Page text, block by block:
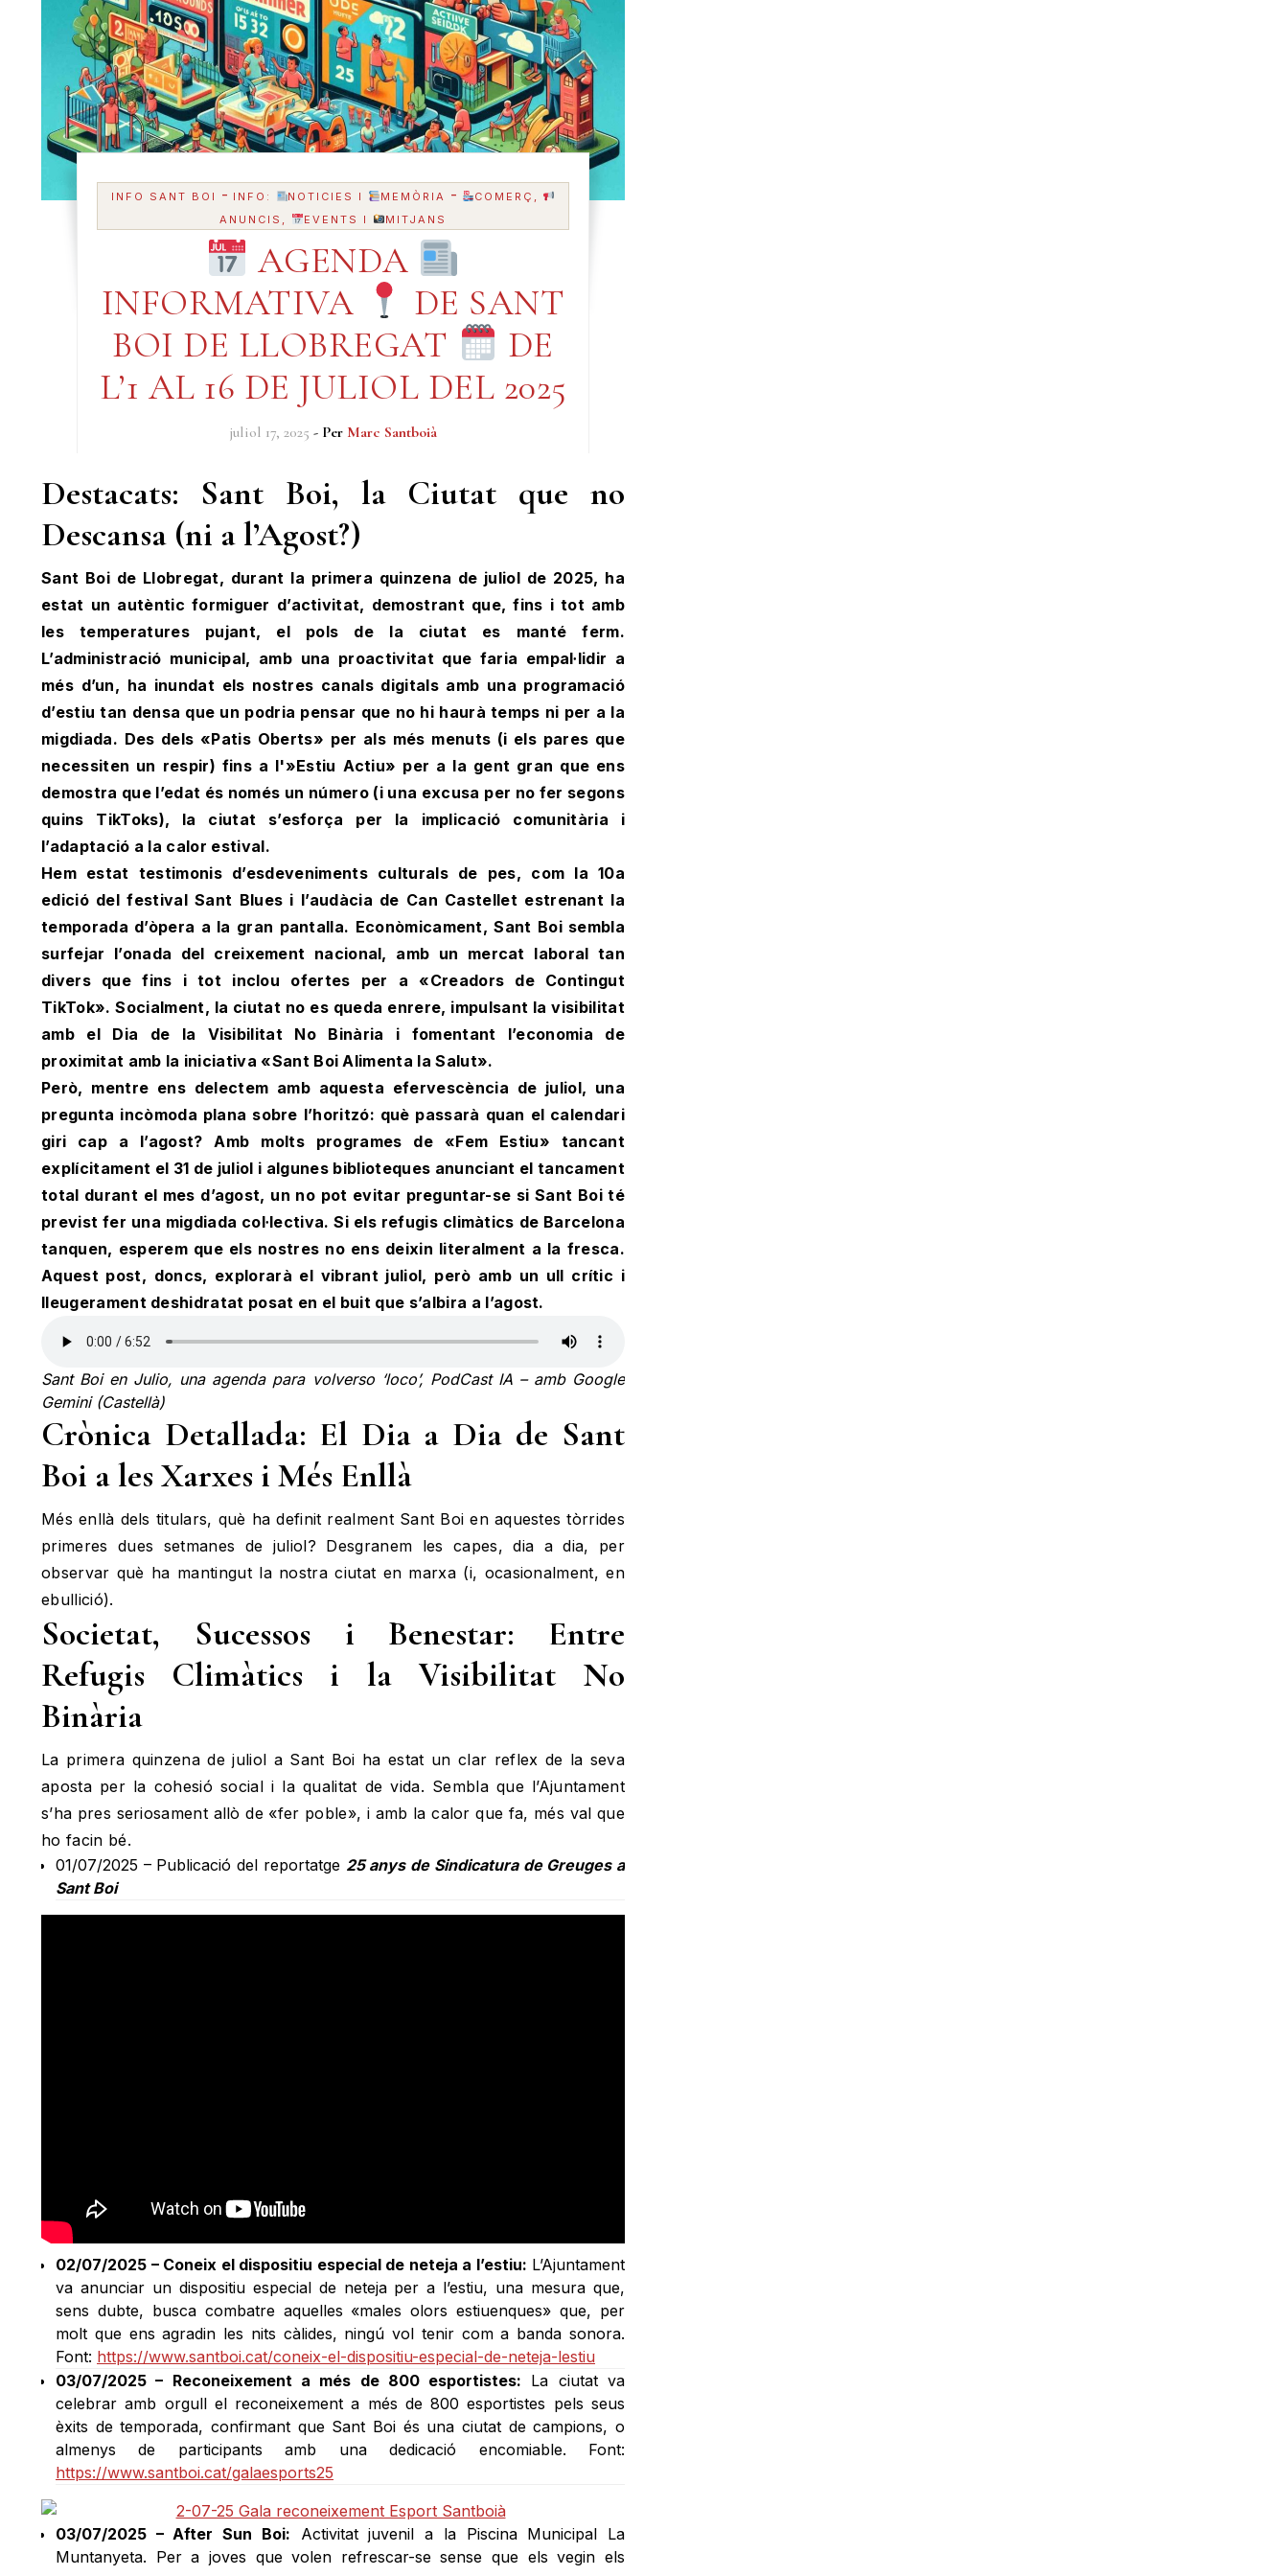
INFO SANT BOI - INFO: NOTICIES I MEMÒRIA -
COMERÇ,
ANUNCIS,
EVENTS I MITJANS
AGENDA
INFORMATIVA
DE SANT
BOI DE LLOBREGAT
DE
L’1 AL 16 DE JULIOL DEL 2025
juliol 17, 2025 - Per Marc Santboià
Destacats: Sant Boi, la Ciutat que no
Descansa (ni a l’Agost?)
Sant Boi de Llobregat, durant la primera quinzena de juliol de 2025, ha
estat un autèntic formiguer d’activitat, demostrant que, fins i tot amb
les temperatures pujant, el pols de la ciutat es manté ferm.
L’administració municipal, amb una proactivitat que faria empal·lidir a
més d’un, ha inundat els nostres canals digitals amb una programació
d’estiu tan densa que un podria pensar que no hi haurà temps ni per a la
migdiada. Des dels «Patis Oberts» per als més menuts (i els pares que
necessiten un respir) fins a l'»Estiu Actiu» per a la gent gran que ens
demostra que l’edat és només un número (i una excusa per no fer segons
quins TikToks), la ciutat s’esforça per la implicació comunitària i
l’adaptació a la calor estival.
Hem estat testimonis d’esdeveniments culturals de pes, com la 10a
edició del festival Sant Blues i l’audàcia de Can Castellet estrenant la
temporada d’òpera a la gran pantalla. Econòmicament, Sant Boi sembla
surfejar l’onada del creixement nacional, amb un mercat laboral tan
divers que fins i tot inclou ofertes per a «Creadors de Contingut
TikTok». Socialment, la ciutat no es queda enrere, impulsant la visibilitat
amb el Dia de la Visibilitat No Binària i fomentant l’economia de
proximitat amb la iniciativa «Sant Boi Alimenta la Salut».
Però, mentre ens delectem amb aquesta efervescència de juliol, una
pregunta incòmoda plana sobre l’horitzó: què passarà quan el calendari
giri cap a l’agost? Amb molts programes de «Fem Estiu» tancant
explícitament el 31 de juliol i algunes biblioteques anunciant el tancament
total durant el mes d’agost, un no pot evitar preguntar-se si Sant Boi té
previst fer una migdiada col·lectiva. Si els refugis climàtics de Barcelona
tanquen, esperem que els nostres no ens deixin literalment a la fresca.
Aquest post, doncs, explorarà el vibrant juliol, però amb un ull crític i
lleugerament deshidratat posat en el buit que s’albira a l’agost.
Sant Boi en Julio, una agenda para volverso ‘loco’, PodCast IA – amb Google
Gemini (Castellà)
Crònica Detallada: El Dia a Dia de Sant
Boi a les Xarxes i Més Enllà
Més enllà dels titulars, què ha definit realment Sant Boi en aquestes tòrrides
primeres dues setmanes de juliol? Desgranem les capes, dia a dia, per
observar què ha mantingut la nostra ciutat en marxa (i, ocasionalment, en
ebullició).
Societat, Sucessos i Benestar: Entre
Refugis Climàtics i la Visibilitat No
Binària
La primera quinzena de juliol a Sant Boi ha estat un clar reflex de la seva
aposta per la cohesió social i la qualitat de vida. Sembla que l’Ajuntament
s’ha pres seriosament allò de «fer poble», i amb la calor que fa, més val que
ho facin bé.
01/07/2025 – Publicació del reportatge 25 anys de Sindicatura de Greuges a
Sant Boi
02/07/2025 – Coneix el dispositiu especial de neteja a l’estiu: L’Ajuntament
va anunciar un dispositiu especial de neteja per a l’estiu, una mesura que,
sens dubte, busca combatre aquelles «males olors estiuenques» que, per
molt que ens agradin les nits càlides, ningú vol tenir com a banda sonora.
Font: https://www.santboi.cat/coneix-el-dispositiu-especial-de-neteja-lestiu
03/07/2025 – Reconeixement a més de 800 esportistes: La ciutat va
celebrar amb orgull el reconeixement a més de 800 esportistes pels seus
èxits de temporada, confirmant que Sant Boi és una ciutat de campions, o
almenys de participants amb una dedicació encomiable. Font:
https://www.santboi.cat/galaesports25
03/07/2025 – After Sun Boi: Activitat juvenil a la Piscina Municipal La
Muntanyeta. Per a joves que volen refrescar-se sense que els vegin els